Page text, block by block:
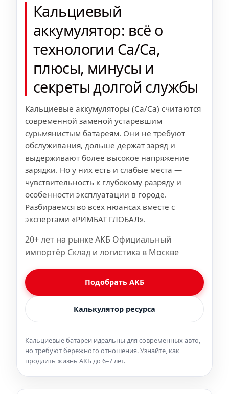
Кальциевый
аккумулятор: всё о
технологии Ca/Ca,
плюсы, минусы и
секреты долгой службы
Кальциевые аккумуляторы (Ca/Ca) считаются
современной заменой устаревшим
сурьмянистым батареям. Они не требуют
обслуживания, дольше держат заряд и
выдерживают более высокое напряжение
зарядки. Но у них есть и слабые места —
чувствительность к глубокому разряду и
особенности эксплуатации в городе.
Разбираемся во всех нюансах вместе с
экспертами «РИМБАТ ГЛОБАЛ».
20+ лет на рынке АКБ Официальный
импортёр Склад и логистика в Москве
Подобрать АКБ
Калькулятор ресурса
Кальциевые батареи идеальны для современных авто,
но требуют бережного отношения. Узнайте, как
продлить жизнь АКБ до 6–7 лет.